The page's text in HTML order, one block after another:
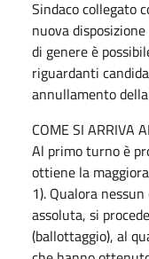
Sindaco collegato
nuova
di genere è
riguardanti
annullamento
COME SI ARRIVA
Al primo turno è
ottiene la
1). Qualora
assoluta, si
(ballottaggio), al